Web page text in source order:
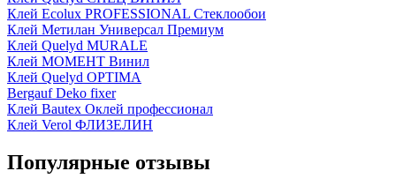
Клей Ecolux PROFESSIONAL Стеклообои
Клей Метилан Универсал Премиум
Клей Quelyd MURALE
Клей МОМЕНТ Винил
Клей Quelyd OPTIMA
Bergauf Deko fixer
Клей Bautex Оклей профессионал
Клей Verol ФЛИЗЕЛИН
Популярные отзывы